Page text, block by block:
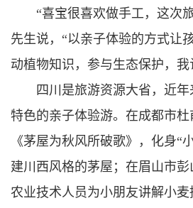
“喜宝很喜欢做手工，这次
先生说，“以亲子体验的方式让
动植物知识，参与生态保护，
四川是旅游资源大省，近
特色的亲子体验游。在成都市
《茅屋为秋风所破歌》，化身“
建川西风格的茅屋；在眉山市彭
农业技术人员为小朋友讲解小